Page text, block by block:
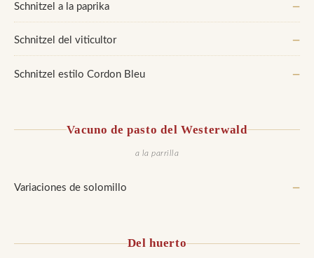
Schnitzel a la paprika —
Schnitzel del viticultor —
Schnitzel estilo Cordon Bleu —
Vacuno de pasto del Westerwald
a la parrilla
Variaciones de solomillo —
Del huerto